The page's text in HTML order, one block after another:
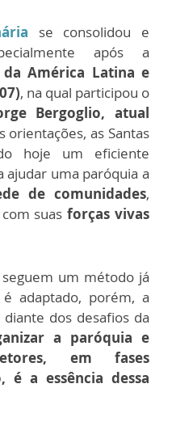
se consolidou e
após a
da América Latina e
, na qual participou o
Bergoglio, atual
orientações, as Santas
hoje um eficiente
ajudar uma paróquia a
de comunidades,
com suasforças vivas
um método já
adaptado, porém, a
dos desafios da
a paróquia e
em fases
é a essência dessa